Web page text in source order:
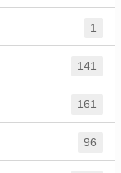
1
141
161
96